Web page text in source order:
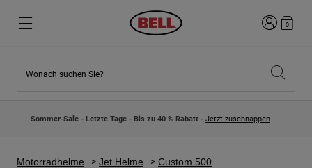
Neuzugänge
Kinder Motocrosshelme
Neuzugänge
Lifestyle
Anmelden
0
Wonach suchen Sie?
Sommer-Sale - Letzte Tage - Bis zu 40 % Rabatt - Jetzt zuschnappen
Motorradhelme Jet Helme Custom 500